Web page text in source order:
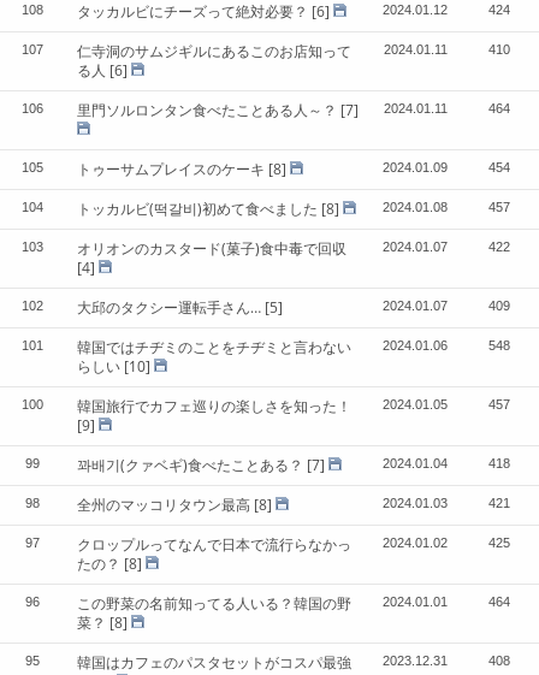
108 タッカルビにチーズって絶対必要？ [6] 2024.01.12 424
107
仁寺洞のサムジギルにあるこのお店知って
る人 [6]
2024.01.11 410
106 里門ソルロンタン食べたことある人～？ [7] 2024.01.11 464
105 トゥーサムプレイスのケーキ [8] 2024.01.09 454
104 トッカルビ(떡갈비)初めて食べました [8] 2024.01.08 457
103
オリオンのカスタード(菓子)食中毒で回収
[4]
2024.01.07 422
102 大邱のタクシー運転手さん… [5] 2024.01.07 409
101
韓国ではチヂミのことをチヂミと言わない
らしい [10]
2024.01.06 548
100
韓国旅行でカフェ巡りの楽しさを知った！
[9]
2024.01.05 457
99 꽈배기(クァベギ)食べたことある？ [7] 2024.01.04 418
98 全州のマッコリタウン最高 [8] 2024.01.03 421
97
クロップルってなんで日本で流行らなかっ
たの？ [8]
2024.01.02 425
96
この野菜の名前知ってる人いる？韓国の野
菜？ [8]
2024.01.01 464
95
韓国はカフェのパスタセットがコスパ最強
2023.12.31 408